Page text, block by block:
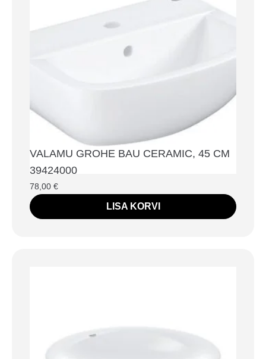
VALAMU GROHE BAU CERAMIC, 45 CM
39424000
78,00 €
LISA KORVI